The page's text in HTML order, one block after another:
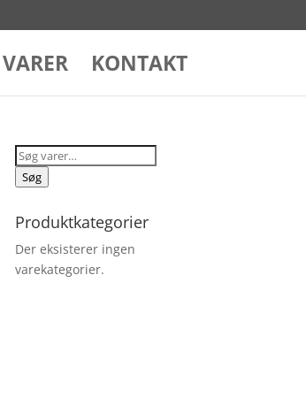
VARER KONTAKT
Søg
efter:
Søg
Produktkategorier
Der eksisterer ingen
varekategorier.